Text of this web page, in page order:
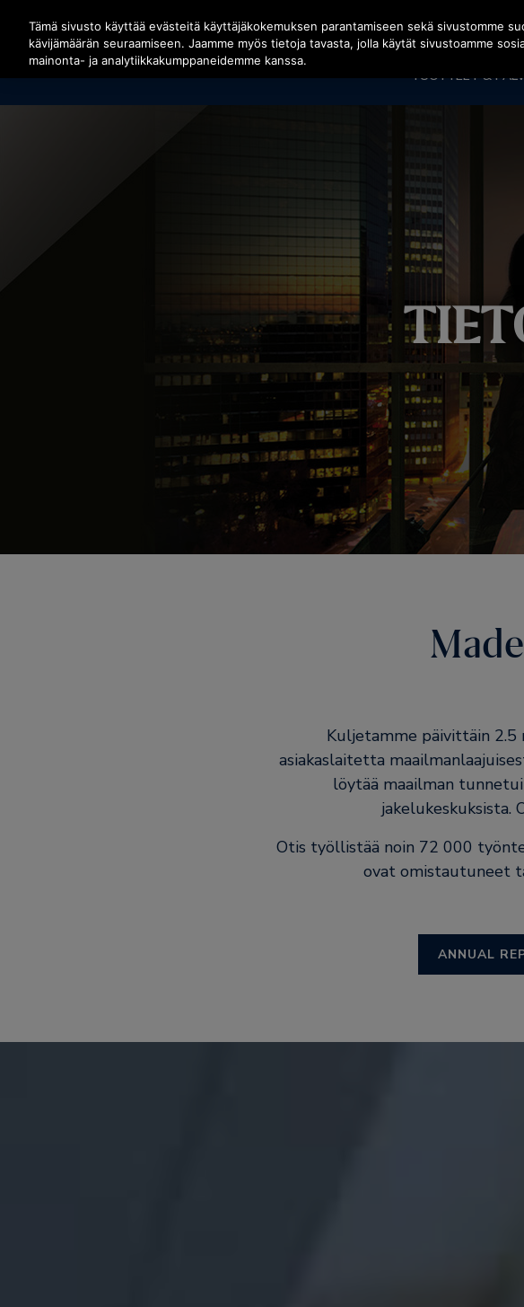
Siirry pääsisältöön painamalla Enter
TUOTTEET &
Kuljetamme päivittäin 2.5
asiakaslaitetta
löytää maailman
jakelukeskuksista.
Otis työllistää noin 72 000
ovat omistautuneet
ANNUAL
Tämä sivusto käyttää evästeitä käyttäjäkokemuksen parantamiseen sekä sivustomme
kävijämäärän seuraamiseen. Jaamme myös tietoja tavasta, jolla käytät sivustoamme
mainonta- ja analytiikkakumppaneidemme kanssa.